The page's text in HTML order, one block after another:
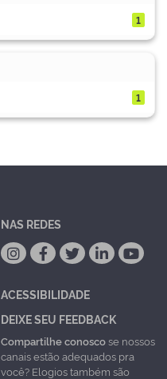
1
1
NAS REDES
ACESSIBILIDADE
DEIXE SEU FEEDBACK
Compartilhe conoscose nossos
canais estão adequados pra
você? Elogios também são